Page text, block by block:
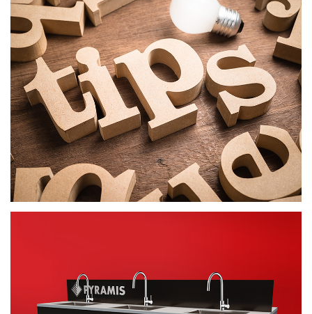
ΕΞΥΠΝΕΣ ΣΥΜΒΟΥΛΕΣ
ΔΗΜΙΟΥΡΓΙΚΟ ΠΕΡΙΕΧΟΜΕΝΟ